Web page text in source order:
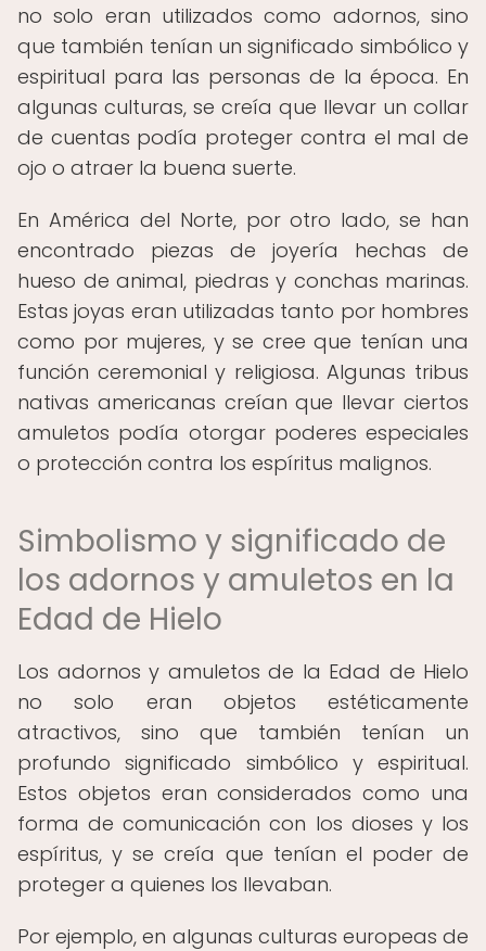
no solo eran utilizados como adornos, sino
que también tenían un significado simbólico y
espiritual para las personas de la época. En
algunas culturas, se creía que llevar un collar
de cuentas podía proteger contra el mal de
ojo o atraer la buena suerte.
En América del Norte, por otro lado, se han
encontrado piezas de joyería hechas de
hueso de animal, piedras y conchas marinas.
Estas joyas eran utilizadas tanto por hombres
como por mujeres, y se cree que tenían una
función ceremonial y religiosa. Algunas tribus
nativas americanas creían que llevar ciertos
amuletos podía otorgar poderes especiales
o protección contra los espíritus malignos.
Simbolismo y significado de
los adornos y amuletos en la
Edad de Hielo
Los adornos y amuletos de la Edad de Hielo
no solo eran objetos estéticamente
atractivos, sino que también tenían un
profundo significado simbólico y espiritual.
Estos objetos eran considerados como una
forma de comunicación con los dioses y los
espíritus, y se creía que tenían el poder de
proteger a quienes los llevaban.
Por ejemplo, en algunas culturas europeas de